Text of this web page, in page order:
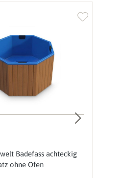
Badefass achteckig
ohne Ofen